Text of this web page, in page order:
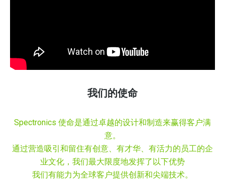
我们的使命
Spectronics 使命是通过卓越的设计和制造来赢得客户满
意。
通过营造吸引和留住有创意、有才华、有活力的员工的企
业文化，我们最大限度地发挥了以下优势
我们有能力为全球客户提供创新和尖端技术。